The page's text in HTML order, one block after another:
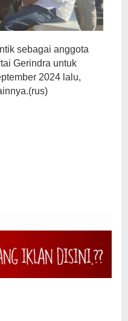
sebagai anggota
Gerindra untuk
2024 lalu,